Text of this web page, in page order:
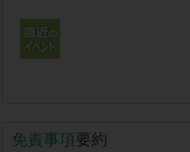
免責事項要約